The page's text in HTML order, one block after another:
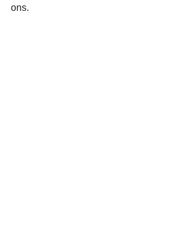
ons.